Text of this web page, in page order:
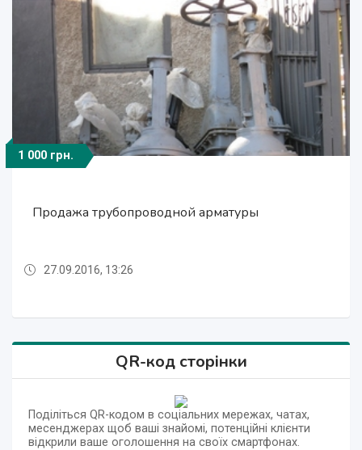
1 000 грн.
Продажа трубопроводной арматуры
1 000 грн.
Продажа трубопроводной арматуры
1 000 грн.
Продажа трубопроводной арматуры
27.09.2016, 13:26
QR-код сторінки
Поділіться QR-кодом в соціальних мережах, чатах,
месенджерах щоб ваші знайомі, потенційні клієнти
відкрили ваше оголошення на своїх смартфонах.